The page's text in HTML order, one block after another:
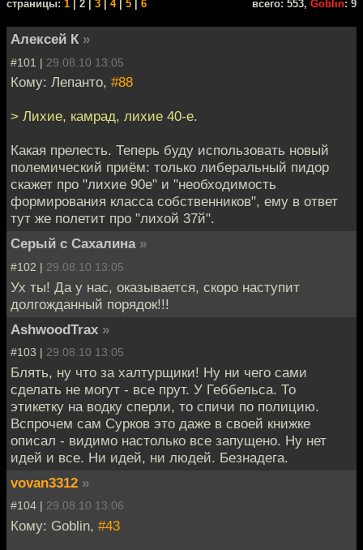
cтраницы: 1 | 2 | 3 4| 5 6 всего: 553, Goblin: 9
Алексей К »
#101 | 29.08.10 13:05
Кому: Лепанто, #88
> Лихие, камрад, лихие 40-е.
Какая прелесть. Теперь буду использовать новый
полемический приём: только либеральный пидор
скажет про "лихие 90е" и "необходимость
формирования класса собственников", ему в ответ
тут же полетит про "лихой 37й".
Серый с Сахалина »
#102 | 29.08.10 13:05
Ух ты! Да у нас, оказывается, скоро наступит
долгожданный порядок!!!
AshwoodTrax »
#103 | 29.08.10 13:05
Блять, ну что за халтурщики! Ну ни чего сами
сделать не могут - все прут. У Геббельса. То
этикетку на водку сперли, то спичи по полицию.
Вспрочем сам Сурков это даже в своей книжке
описал - видимо настолько все запущено. Ну нет
идей и все. Ни идей, ни людей. Безнадега.
vovan3312 »
#104 | 29.08.10 13:06
Кому: Goblin, #43